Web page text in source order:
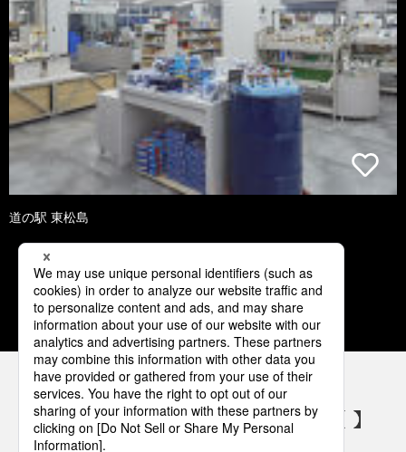
道の駅 東松島
1 2 3 4 5
パナソニックの電気設備 SNSアカウント